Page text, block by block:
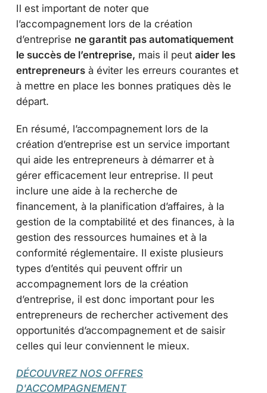
Il est important de noter que
l’accompagnement lors de la création
d’entreprise ne garantit pas automatiquement
le succès de l’entreprise, mais il peut aider les
entrepreneursà éviter les erreurs courantes et
à mettre en place les bonnes pratiques dès le
départ.
En résumé, l’accompagnement lors de la
création d’entreprise est un service important
qui aide les entrepreneurs à démarrer et à
gérer efficacement leur entreprise. Il peut
inclure une aide à la recherche de
financement, à la planification d’affaires, à la
gestion de la comptabilité et des finances, à la
gestion des ressources humaines et à la
conformité réglementaire. Il existe plusieurs
types d’entités qui peuvent offrir un
accompagnement lors de la création
d’entreprise, il est donc important pour les
entrepreneurs de rechercher activement des
opportunités d’accompagnement et de saisir
celles qui leur conviennent le mieux.
DÉCOUVREZ NOS OFFRES
D'ACCOMPAGNEMENT